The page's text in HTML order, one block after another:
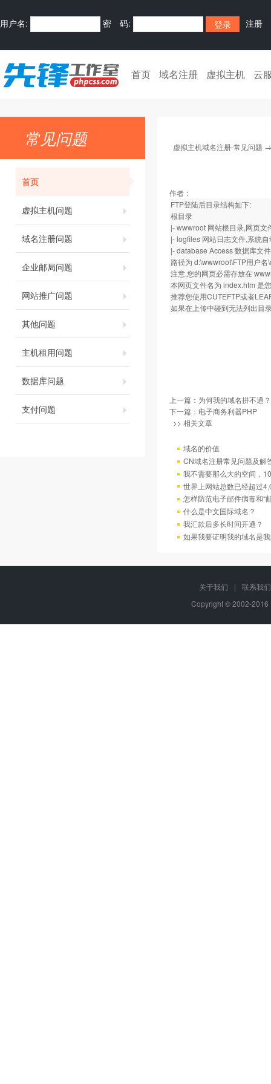
用户名: 密 码: 注册
首页 域名注册 虚拟主机 云
常见问题
首页
虚拟主机问题
域名注册问题
企业邮局问题
网站推广问题
其他问题
主机租用问题
数据库问题
支付问题
虚拟主机域名注册-常见问题
作者：
FTP登陆后目录结构如下:
根目录
|- wwwroot 网站根目录,网页文
|- logfiles 网站日志文件,系统
|- database Access 数据库文
路径为 d:\wwwroot\FTP用户名
注意,您的网页必需存放在
本网页文件名为 index.htm 是
推荐您使用CUTEFTP或者
如果在上传中碰到无法列出目
上一篇： 为何我的域名拼不通？
下一篇： 电子商务利器PHP
>> 相关文章
域名的价值
CN域名注册常见问题及解
我不需要那么大的空间，
世界上网站总数已经超过
怎样防范电子邮件病毒和“
什么是中文国际域名？
我汇款后多长时间开通？
如果我要证明我的域名是
关于我们 |
联系我们
Copyright © 2002-